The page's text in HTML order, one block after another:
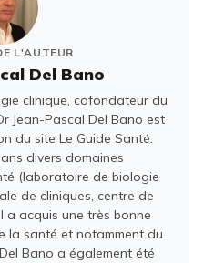
L'AUTEUR
Del Bano
clinique, cofondateur du
Jean-Pascal Del Bano est
du site Le Guide Santé.
divers domaines
(laboratoire de biologie
de cliniques, centre de
a acquis une très bonne
la santé et notamment du
Bano a également été